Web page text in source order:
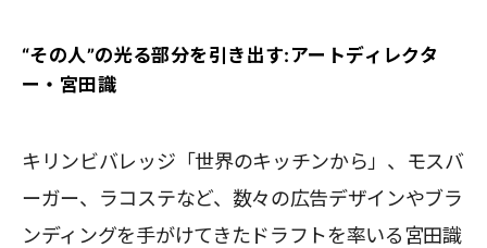
“その人”の光る部分を引き出す:アートディレクタ
ー・宮田識
キリンビバレッジ「世界のキッチンから」、モスバ
ーガー、ラコステなど、数々の広告デザインやブラ
ンディングを手がけてきたドラフトを率いる宮田識